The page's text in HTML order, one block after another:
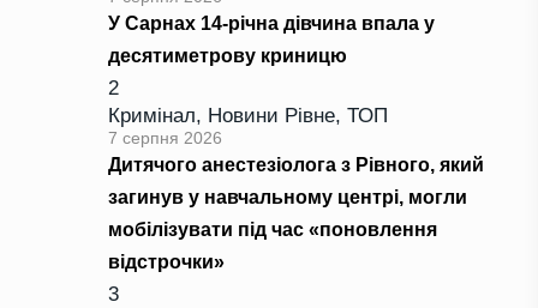
У Сарнах 14-річна дівчина впала у
десятиметрову криницю
2
Кримінал, Новини Рівне, ТОП
7 серпня 2026
Дитячого анестезіолога з Рівного, який
загинув у навчальному центрі, могли
мобілізувати під час «поновлення
відстрочки»
3